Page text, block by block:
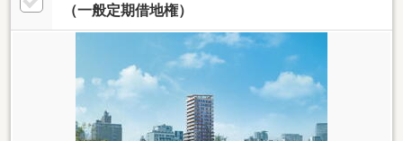
（一般定期借地権）